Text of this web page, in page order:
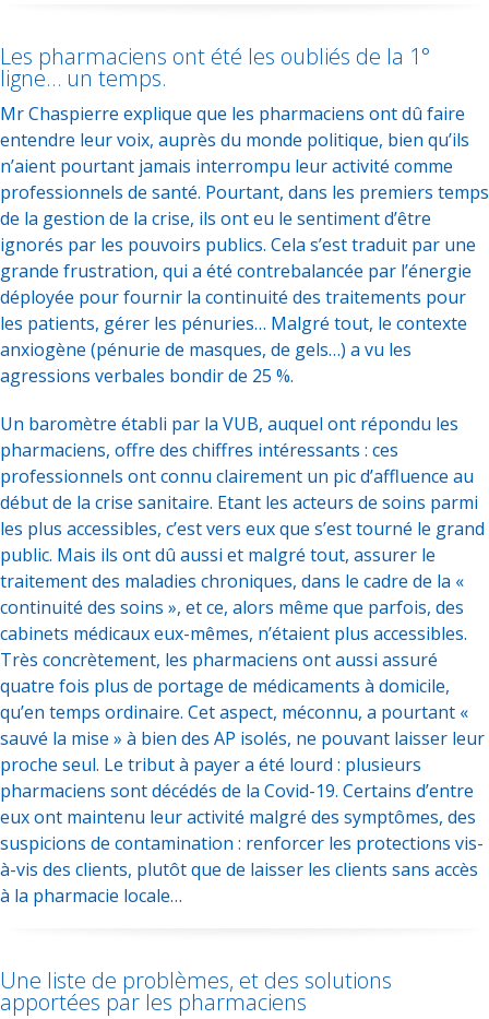
Les pharmaciens ont été les oubliés de la 1°
ligne… un temps.
Mr Chaspierre explique que les pharmaciens ont dû faire
entendre leur voix, auprès du monde politique, bien qu’ils
n’aient pourtant jamais interrompu leur activité comme
professionnels de santé. Pourtant, dans les premiers temps
de la gestion de la crise, ils ont eu le sentiment d’être
ignorés par les pouvoirs publics. Cela s’est traduit par une
grande frustration, qui a été contrebalancée par l’énergie
déployée pour fournir la continuité des traitements pour
les patients, gérer les pénuries… Malgré tout, le contexte
anxiogène (pénurie de masques, de gels…) a vu les
agressions verbales bondir de 25 %.
Un baromètre établi par la VUB, auquel ont répondu les
pharmaciens, offre des chiffres intéressants : ces
professionnels ont connu clairement un pic d’affluence au
début de la crise sanitaire. Etant les acteurs de soins parmi
les plus accessibles, c’est vers eux que s’est tourné le grand
public. Mais ils ont dû aussi et malgré tout, assurer le
traitement des maladies chroniques, dans le cadre de la «
continuité des soins », et ce, alors même que parfois, des
cabinets médicaux eux-mêmes, n’étaient plus accessibles.
Très concrètement, les pharmaciens ont aussi assuré
quatre fois plus de portage de médicaments à domicile,
qu’en temps ordinaire. Cet aspect, méconnu, a pourtant «
sauvé la mise » à bien des AP isolés, ne pouvant laisser leur
proche seul. Le tribut à payer a été lourd : plusieurs
pharmaciens sont décédés de la Covid-19. Certains d’entre
eux ont maintenu leur activité malgré des symptômes, des
suspicions de contamination : renforcer les protections vis-
à-vis des clients, plutôt que de laisser les clients sans accès
à la pharmacie locale…
Une liste de problèmes, et des solutions
apportées par les pharmaciens